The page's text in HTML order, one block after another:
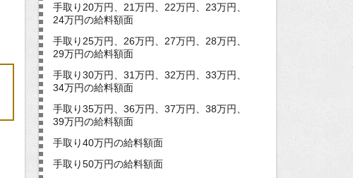
手取り20万円、21万円、22万円、23万円、
24万円の給料額面
手取り25万円、26万円、27万円、28万円、
29万円の給料額面
手取り30万円、31万円、32万円、33万円、
34万円の給料額面
手取り35万円、36万円、37万円、38万円、
39万円の給料額面
手取り40万円の給料額面
手取り50万円の給料額面